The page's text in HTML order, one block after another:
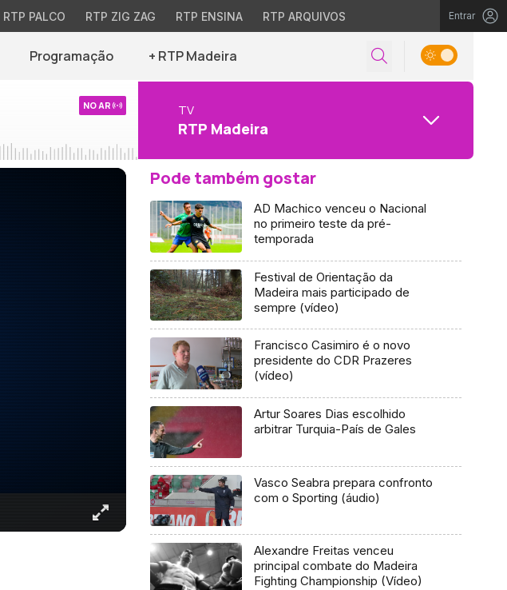
RTP PALCO RTP ZIG ZAG RTP ENSINA RTP ARQUIVOS Entrar
Programação + RTP Madeira
NO AR TV
RTP Madeira
Pode também gostar
AD Machico venceu o Nacional
no primeiro teste da pré-
temporada
Festival de Orientação da
Madeira mais participado de
sempre (vídeo)
Francisco Casimiro é o novo
presidente do CDR Prazeres
(vídeo)
Artur Soares Dias escolhido
arbitrar Turquia-País de Gales
Vasco Seabra prepara confronto
com o Sporting (áudio)
Alexandre Freitas venceu
principal combate do Madeira
Fighting Championship (Vídeo)